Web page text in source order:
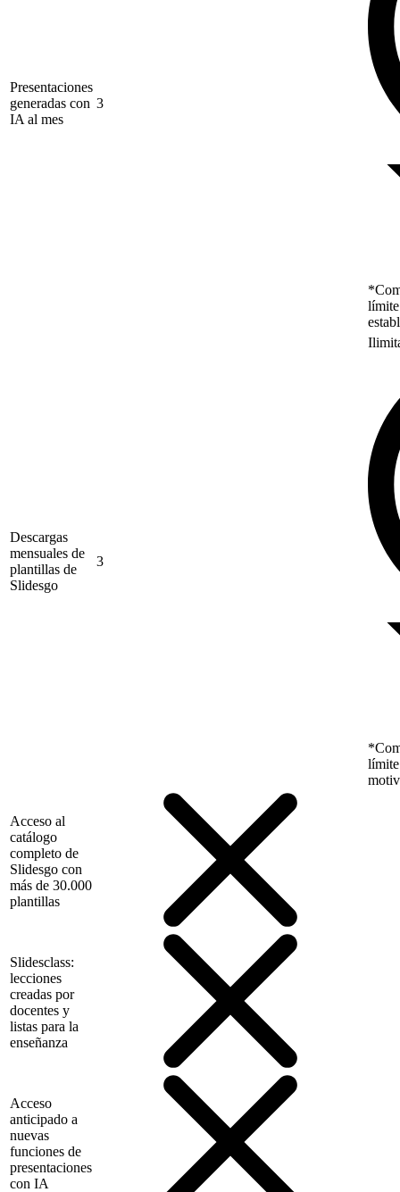
Presentaciones
generadas con
IA al mes
3
Descargas
mensuales de
plantillas de
Slidesgo
3
límite
Acceso al
catálogo
completo de
Slidesgo con
más de 30.000
plantillas
Slidesclass:
lecciones
creadas por
docentes y
listas para la
enseñanza
Acceso
anticipado a
nuevas
funciones de
presentaciones
con IA